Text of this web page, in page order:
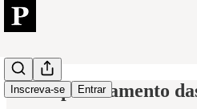
Inscreva-se Entrar
Há empoderamento